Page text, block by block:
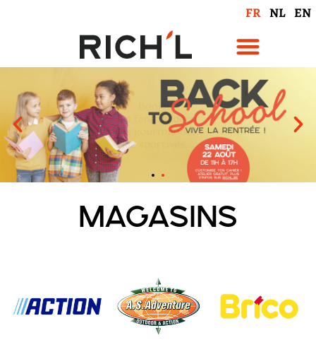
FR NL EN
Magasins